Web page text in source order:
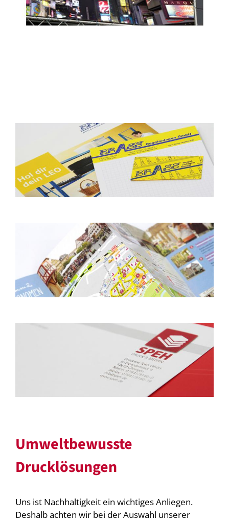
Umweltbewusste
Drucklösungen
Uns ist Nachhaltigkeit ein wichtiges Anliegen.
Deshalb achten wir bei der Auswahl unserer